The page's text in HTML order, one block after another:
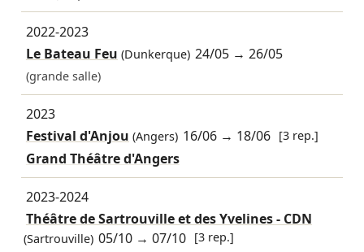
2022-2023
Le Bateau Feu (Dunkerque) 24/05 →26/05
(grande salle)
2023
Festival d'Anjou (Angers) 16/06 → 18/06 [3 rep.]
Grand Théâtre d'Angers
2023-2024
Théâtre de Sartrouville et des Yvelines - CDN
(Sartrouville) 05/10 →07/10 [3 rep.]